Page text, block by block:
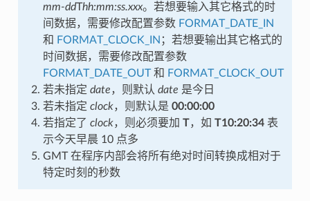
mm-ddThh:mm:ss.xxx。若想要输入其它格式的时
间数据，需要修改配置参数 FORMAT_DATE_IN
和
FORMAT_CLOCK_IN ；若想要输出其它格式的
时间数据，需要修改配置参数
FORMAT_DATE_OUT和
FORMAT_CLOCK_OUT
若未指定 date，则默认 date 是今日
若未指定 clock，则默认是 00:00:00
若指定了 clock，则必须要加 T，如 T10:20:34表
示今天早晨 10 点多
GMT 在程序内部会将所有绝对时间转换成相对于
特定时刻的秒数